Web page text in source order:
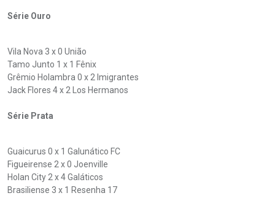
Série Ouro
Vila Nova 3 x 0 União
Tamo Junto 1 x 1 Fênix
Grêmio Holambra 0 x 2 Imigrantes
Jack Flores 4 x 2 Los Hermanos
Série Prata
Guaicurus 0 x 1 Galunático FC
Figueirense 2 x 0 Joenville
Holan City 2 x 4 Galáticos
Brasiliense 3 x 1 Resenha 17